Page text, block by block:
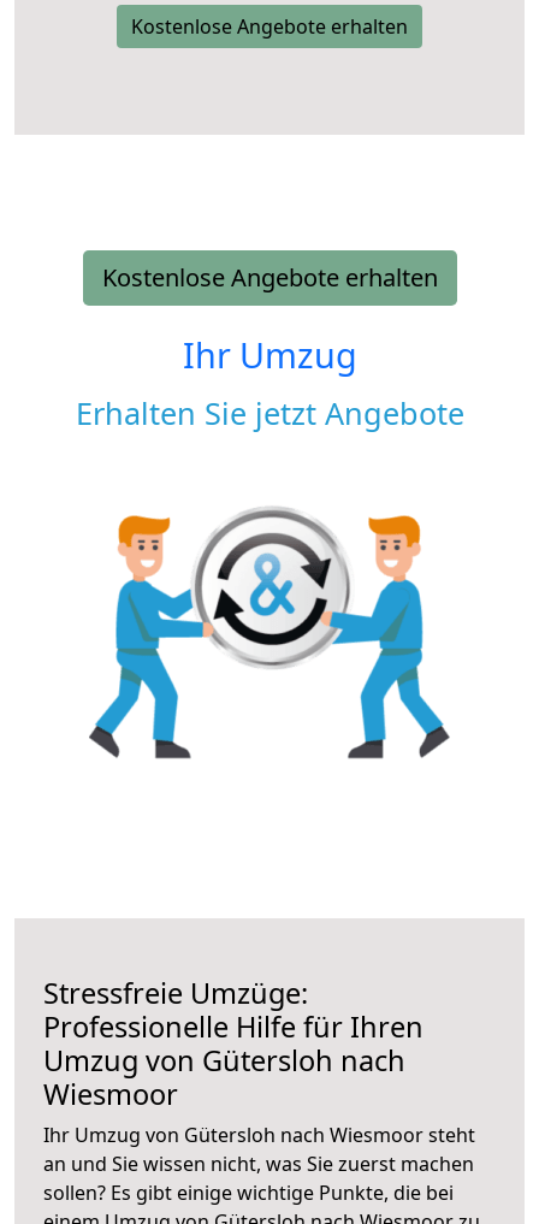
Kostenlose Angebote erhalten
Kostenlose Angebote erhalten
Ihr Umzug
Erhalten Sie jetzt Angebote
Stressfreie Umzüge:
Professionelle Hilfe für Ihren
Umzug von Gütersloh nach
Wiesmoor
Ihr Umzug von Gütersloh nach Wiesmoor steht
an und Sie wissen nicht, was Sie zuerst machen
sollen? Es gibt einige wichtige Punkte, die bei